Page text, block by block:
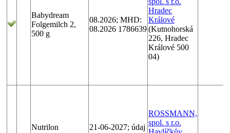
Babydream
Folgemilch 2,
500 g
08.2026; MHD:
08.2026 1786639
Hradec
Králové
(Kutnohorská
226, Hradec
Králové 500
04)
Nutrilon
21-06-2027; údaj
ROSSMANN,
spol. s r.o.